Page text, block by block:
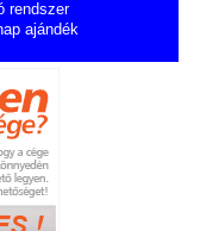
rendszer
ajándék